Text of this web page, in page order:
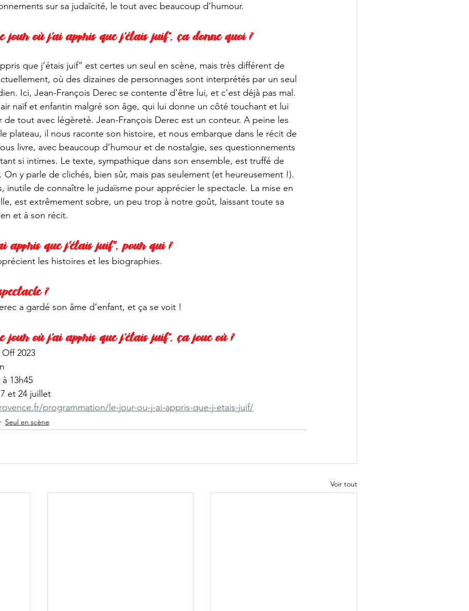
sur sa judaïcité, le tout avec beaucoup d’humour.
jour où j’ai appris que j’étais juif”, ça donne quoi ?
que j’étais juif” est certes un seul en scène, mais très différent de
où des dizaines de personnages sont interprétés par un seul
Ici, Jean-François Derec se contente d’être lui, et c’est déjà pas mal.
naïf et enfantin malgré son âge, qui lui donne un côté touchant et lui
de tout avec légèreté. Jean-François Derec est un conteur. A peine les
plateau, il nous raconte son histoire, et nous embarque dans le récit de
livre, avec beaucoup d’humour et de nostalgie, ses questionnements
si intimes. Le texte, sympathique dans son ensemble, est truffé de
On y parle de clichés, bien sûr, mais pas seulement (et heureusement !).
inutile de connaître le judaïsme pour apprécier le spectacle. La mise en
est extrêmement sobre, un peu trop à notre goût, laissant toute sa
et à son récit.
appris que j'étais juif", pour qui ?
les histoires et les biographies.
?
a gardé son âme d’enfant, et ça se voit !
jour où j’ai appris que j’étais juif”, ça joue où ?
2023
13h45
et 24 juillet
programmation/le-jour-ou-j-ai-appris-que-j-etais-juif/
Seul en scène
Voir tout